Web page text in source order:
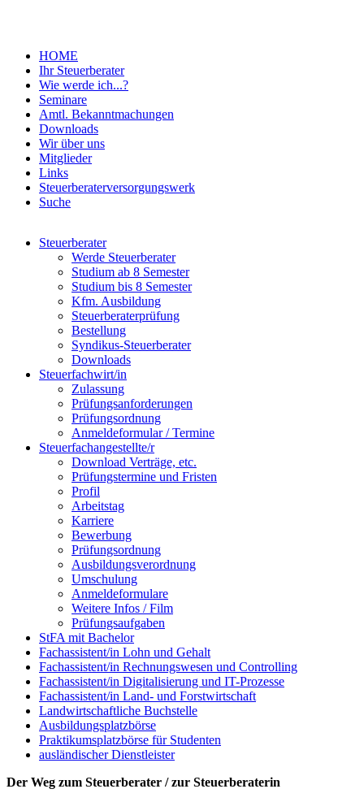
HOME
Ihr Steuerberater
Wie werde ich...?
Seminare
Amtl. Bekanntmachungen
Downloads
Wir über uns
Mitglieder
Links
Steuerberaterversorgungswerk
Suche
Steuerberater
Werde Steuerberater
Studium ab 8 Semester
Studium bis 8 Semester
Kfm. Ausbildung
Steuerberaterprüfung
Bestellung
Syndikus-Steuerberater
Downloads
Steuerfachwirt/in
Zulassung
Prüfungsanforderungen
Prüfungsordnung
Anmeldeformular / Termine
Steuerfachangestellte/r
Download Verträge, etc.
Prüfungstermine und Fristen
Profil
Arbeitstag
Karriere
Bewerbung
Prüfungsordnung
Ausbildungsverordnung
Umschulung
Anmeldeformulare
Weitere Infos / Film
Prüfungsaufgaben
StFA mit Bachelor
Fachassistent/in Lohn und Gehalt
Fachassistent/in Rechnungswesen und Controlling
Fachassistent/in Digitalisierung und IT-Prozesse
Fachassistent/in Land- und Forstwirtschaft
Landwirtschaftliche Buchstelle
Ausbildungsplatzbörse
Praktikumsplatzbörse für Studenten
ausländischer Dienstleister
Der Weg zum Steuerberater / zur Steuerberaterin